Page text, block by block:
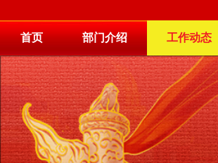
首页 部门介绍 工作动态